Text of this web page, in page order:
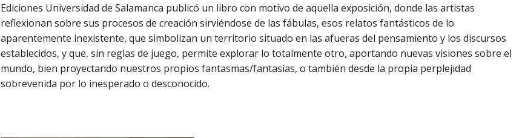
Ediciones Universidad de Salamanca publicó un libro con motivo de aquella exposición, donde las artistas
reflexionan sobre sus procesos de creación sirviéndose de las fábulas, esos relatos fantásticos de lo
aparentemente inexistente, que simbolizan un territorio situado en las afueras del pensamiento y los discursos
establecidos, y que, sin reglas de juego, permite explorar lo totalmente otro, aportando nuevas visiones sobre el
mundo, bien proyectando nuestros propios fantasmas/fantasías, o también desde la propia perplejidad
sobrevenida por lo inesperado o desconocido.